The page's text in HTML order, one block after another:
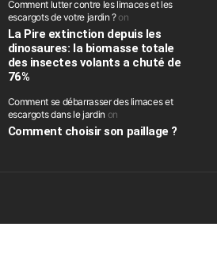
Comment lutter contre les limaces et les
escargots de votre jardin ?on
La Pire extinction depuis les
dinosaures: la biomasse totale
des insectes volants a chuté de
76%
Comment se débarrasser des limaces et
escargots dans le jardin on
Comment choisir son paillage ?